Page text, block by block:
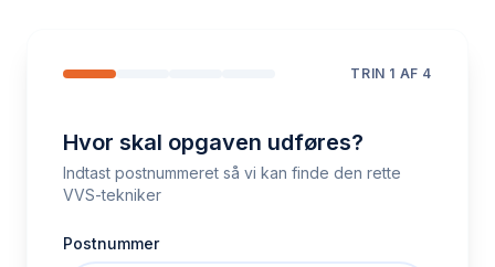
TRIN 1 AF 4
Hvor skal opgaven udføres?
Indtast postnummeret så vi kan finde den rette
VVS-tekniker
Postnummer